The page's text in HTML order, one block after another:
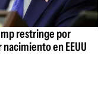
restringe por
en EEUU